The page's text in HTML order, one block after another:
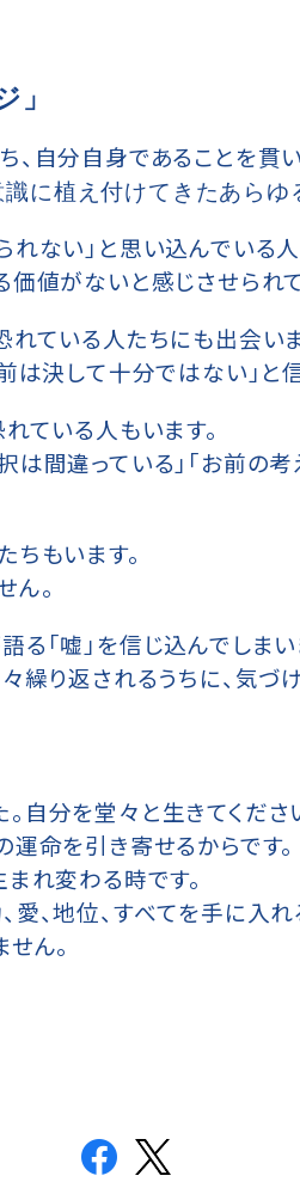
」
自分自身であることを貫い
に植え付けてきたあらゆ
ない」と思い込んでいる人
値がないと感じさせられて
ている人たちにも出会いま
は決して十分ではない」と
ている人もいます。
間違っている」「お前の
ちもいます。
ん。
「嘘」を信じ込んでしまい
繰り返されるうちに、気
自分を堂々と生きてくださ
命を引き寄せるからです。
れ変わる時です。
、地位、すべてを手に入れ
ん。